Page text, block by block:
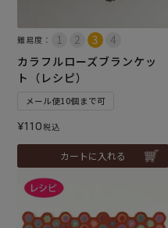
難易度：
カラフルローズブランケッ
ト（レシピ）
メール便10個まで可
¥110税込
カートに入れる